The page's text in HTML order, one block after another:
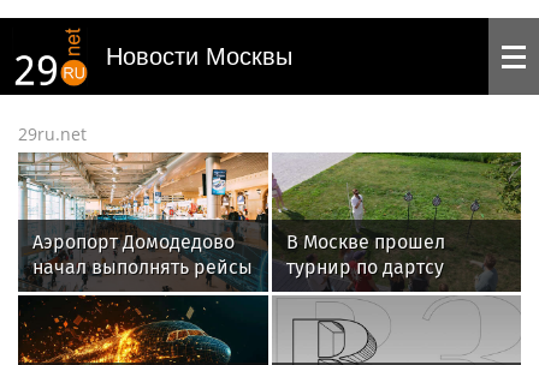
Новости Москвы
29ru.net
Аэропорт Домодедово
начал выполнять рейсы
по согласованию
В Москве прошел
турнир по дартсу
от «Роснефти»